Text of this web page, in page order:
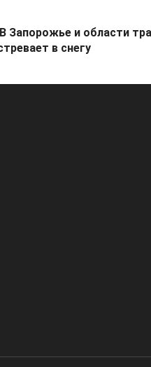
Запорожье и области
в снегу